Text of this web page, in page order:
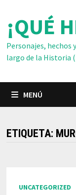
contenido
¡QUÉ
Personajes, hechos
largo de la Historia
MENÚ
ETIQUETA:
UNCATEGORIZED